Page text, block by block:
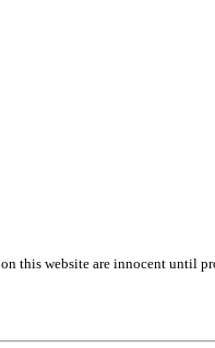
this website are innocent